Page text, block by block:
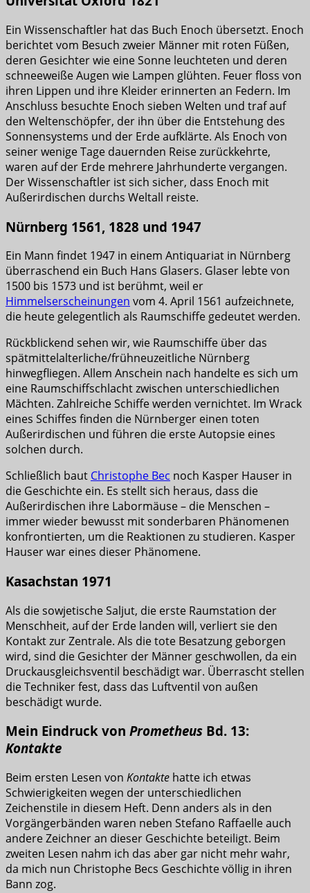
Ein Wissenschaftler hat das Buch Enoch übersetzt. Enoch
berichtet vom Besuch zweier Männer mit roten Füßen,
deren Gesichter wie eine Sonne leuchteten und deren
schneeweiße Augen wie Lampen glühten. Feuer floss von
ihren Lippen und ihre Kleider erinnerten an Federn. Im
Anschluss besuchte Enoch sieben Welten und traf auf
den Weltenschöpfer, der ihn über die Entstehung des
Sonnensystems und der Erde aufklärte. Als Enoch von
seiner wenige Tage dauernden Reise zurückkehrte,
waren auf der Erde mehrere Jahrhunderte vergangen.
Der Wissenschaftler ist sich sicher, dass Enoch mit
Außerirdischen durchs Weltall reiste.
Nürnberg 1561, 1828 und 1947
Ein Mann findet 1947 in einem Antiquariat in Nürnberg
überraschend ein Buch Hans Glasers. Glaser lebte von
1500 bis 1573 und ist berühmt, weil er
Himmelserscheinungen vom 4. April 1561 aufzeichnete,
die heute gelegentlich als Raumschiffe gedeutet werden.
Rückblickend sehen wir, wie Raumschiffe über das
spätmittelalterliche/frühneuzeitliche Nürnberg
hinwegfliegen. Allem Anschein nach handelte es sich um
eine Raumschiffschlacht zwischen unterschiedlichen
Mächten. Zahlreiche Schiffe werden vernichtet. Im Wrack
eines Schiffes finden die Nürnberger einen toten
Außerirdischen und führen die erste Autopsie eines
solchen durch.
Schließlich baut Christophe Bec noch Kasper Hauser in
die Geschichte ein. Es stellt sich heraus, dass die
Außerirdischen ihre Labormäuse – die Menschen –
immer wieder bewusst mit sonderbaren Phänomenen
konfrontierten, um die Reaktionen zu studieren. Kasper
Hauser war eines dieser Phänomene.
Kasachstan 1971
Als die sowjetische Saljut, die erste Raumstation der
Menschheit, auf der Erde landen will, verliert sie den
Kontakt zur Zentrale. Als die tote Besatzung geborgen
wird, sind die Gesichter der Männer geschwollen, da ein
Druckausgleichsventil beschädigt war. Überrascht stellen
die Techniker fest, dass das Luftventil von außen
beschädigt wurde.
Mein Eindruck von Prometheus Bd. 13:
Kontakte
Beim ersten Lesen von Kontakte hatte ich etwas
Schwierigkeiten wegen der unterschiedlichen
Zeichenstile in diesem Heft. Denn anders als in den
Vorgängerbänden waren neben Stefano Raffaelle auch
andere Zeichner an dieser Geschichte beteiligt. Beim
zweiten Lesen nahm ich das aber gar nicht mehr wahr,
da mich nun Christophe Becs Geschichte völlig in ihren
Bann zog.